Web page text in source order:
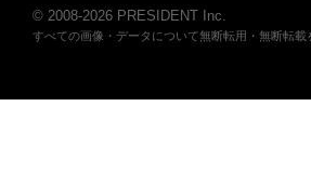
© 2008-2026 PRESIDENT Inc.
すべての画像・データについて無断転用・無断転載